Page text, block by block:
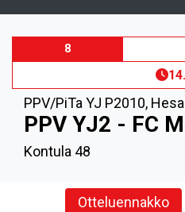
8
PPV/PiTa YJ P2010,
PPV YJ2 - FC
Kontula 48
Otteluennakko